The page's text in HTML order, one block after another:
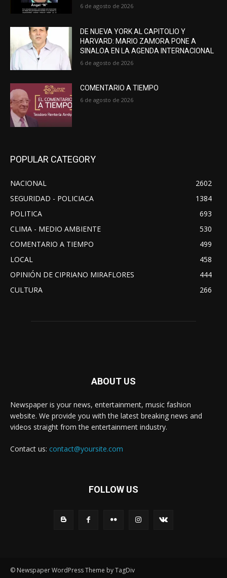
6 de agosto de 2026
DE NUEVA YORK AL CAPITOLIO Y
HARVARD: MARIO ZAMORA PONE A
SINALOA EN LA AGENDA INTERNACIONAL
6 de agosto de 2026
COMENTARIO A TIEMPO
6 de agosto de 2026
POPULAR CATEGORY
NACIONAL
2602
SEGURIDAD - POLICIACA
1384
POLITICA
693
CLIMA - MEDIO AMBIENTE
530
COMENTARIO A TIEMPO
499
LOCAL
458
OPINIÓN DE CIPRIANO MIRAFLORES
444
CULTURA
266
ABOUT US
Newspaper is your news, entertainment, music fashion
website. We provide you with the latest breaking news and
videos straight from the entertainment industry.
Contact us: contact@yoursite.com
FOLLOW US
© Newspaper WordPress Theme by TagDiv